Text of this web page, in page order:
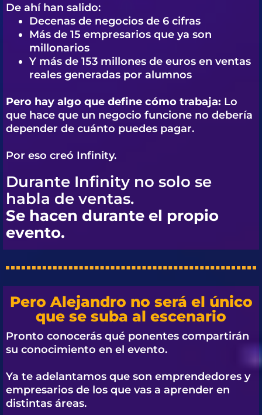
De ahí han salido:
Decenas de negocios de 6 cifras
Más de 15 empresarios que ya son
millonarios
Y más de 153 millones de euros en ventas
reales generadas por alumnos
Pero hay algo que define cómo trabaja: Lo
que hace que un negocio funcione no debería
depender de cuánto puedes pagar.
Por eso creó Infinity.
Durante Infinity no solo se
habla de ventas.
Se hacen durante el propio
evento.
Pero Alejandro no será el único
que se suba al escenario
Pronto conocerás qué ponentes compartirán
su conocimiento en el evento.
Ya te adelantamos que son emprendedores y
empresarios de los que vas a aprender en
distintas áreas.